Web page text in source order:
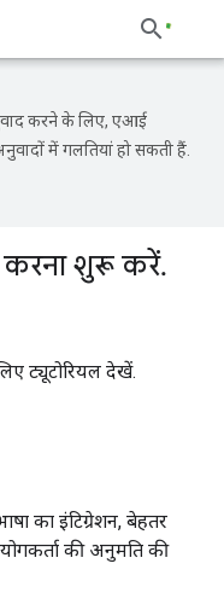
करने के लिए, एआई
में गलतियां हो सकती हैं.
शुरू करें.
ट्यूटोरियल देखें.
का इंटिग्रेशन, बेहतर
की अनुमति की